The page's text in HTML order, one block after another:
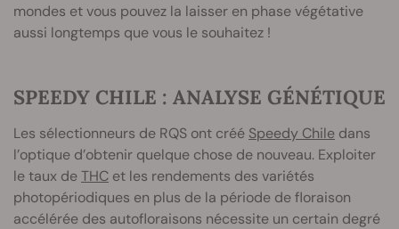
mondes et vous pouvez la laisser en phase végétative
aussi longtemps que vous le souhaitez !
SPEEDY CHILE : ANALYSE GÉNÉTIQUE
Les sélectionneurs de RQS ont créé Speedy Chile dans
l’optique d’obtenir quelque chose de nouveau. Exploiter
le taux deTHC et les rendements des variétés
photopériodiques en plus de la période de floraison
accélérée des autofloraisons nécessite un certain degré